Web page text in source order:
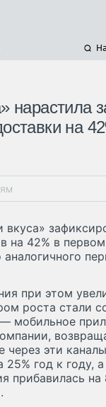
нарастила
на
вкуса»
на 42% в
аналогичного
при этом
роста стали
мобильное
через эти
25% год к году,
прибавилась на